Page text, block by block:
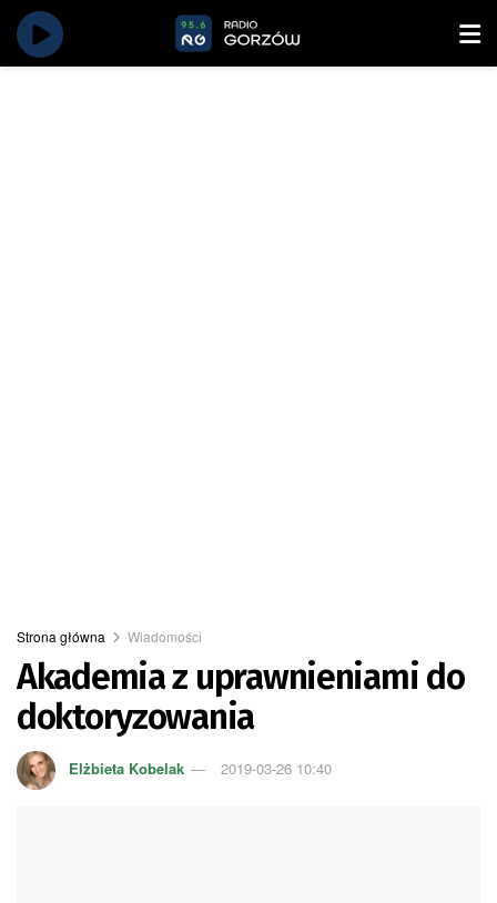
Strona główna Wiadomości
Akademia z uprawnieniami do
doktoryzowania
Elżbieta Kobelak 2019-03-26 10:40